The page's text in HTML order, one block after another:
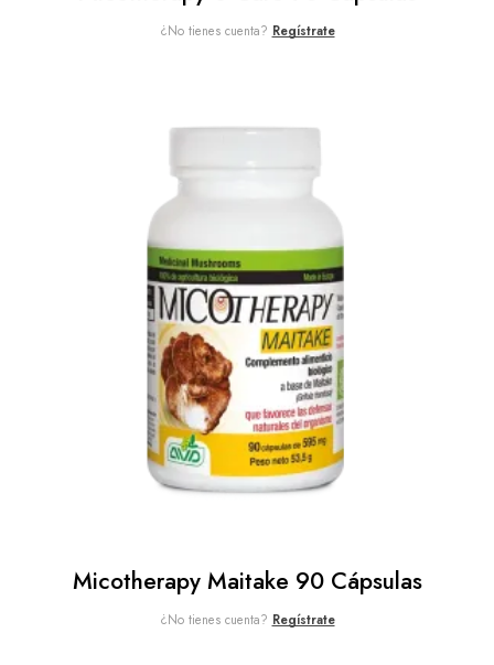
¿No tienes cuenta? Regístrate
Micotherapy Maitake 90 Cápsulas
¿No tienes cuenta? Regístrate